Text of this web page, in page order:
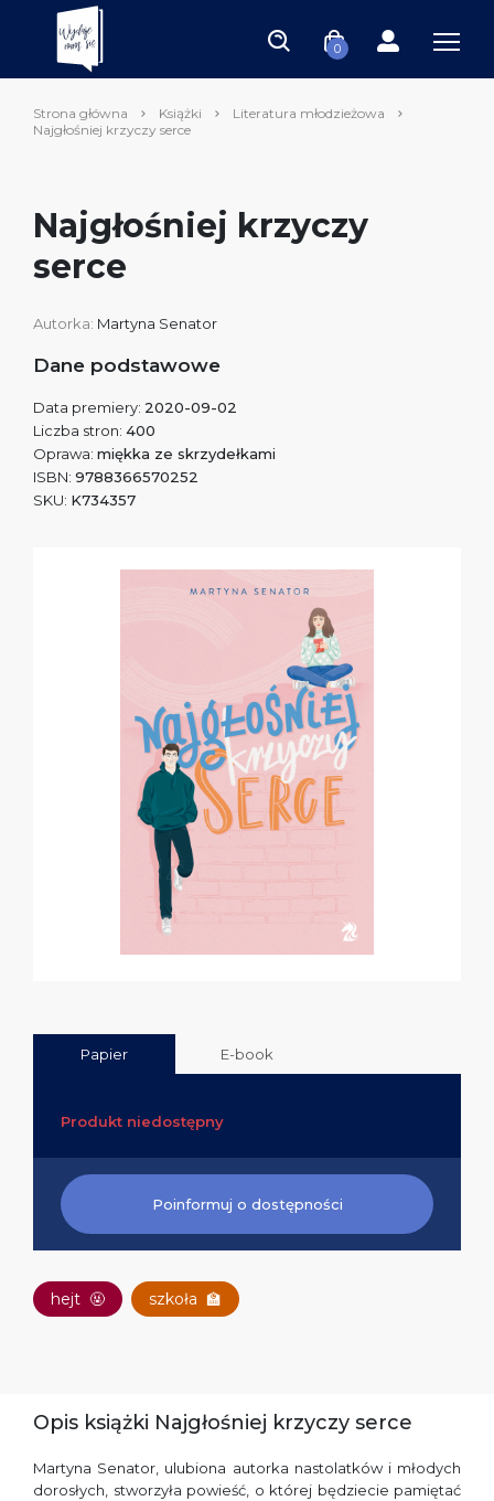
0
Strona główna Książki
Literatura młodzieżowa
Najgłośniej krzyczy serce
Najgłośniej krzyczy
serce
Autorka: Martyna Senator
Dane podstawowe
Data premiery: 2020-09-02
Liczba stron: 400
Oprawa: miękka ze skrzydełkami
ISBN: 9788366570252
SKU: K734357
Papier E-book
Produkt niedostępny
Poinformuj o dostępności
hejt 🤬 szkoła 🏫
Opis książki Najgłośniej krzyczy serce
Martyna Senator, ulubiona autorka nastolatków i młodych
dorosłych, stworzyła powieść, o której będziecie pamiętać